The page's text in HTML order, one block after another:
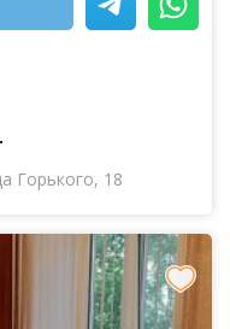
Горького, 18